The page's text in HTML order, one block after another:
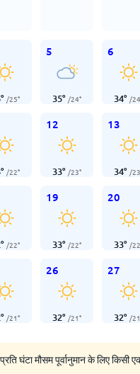
° /25°
5
35° /24°
6
34° /24
° /22°
12
33° /23°
13
34° /23
° /22°
19
33° /22°
20
33° /22
° /21°
26
32° /21°
27
32° /21
प्रति घंटा मौसम पूर्वानुमान के लिए किसी